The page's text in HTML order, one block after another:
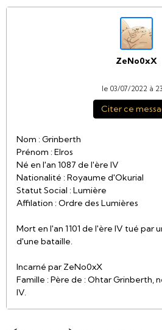
ZeNo0xX
le 03/07/2022 à
Citer ce
Nom : Grinberth
Prénom : Elros
Né en l'an 1087 de l'ère IV
Nationalité : Royaume d'Okurial
Statut Social : Lumière
Affilation : Ordre des Lumières
Mort en l'an 1101 de l'ère IV tué par
d'une bataille.
Incarné par ZeNo0xX
Famille : Père de : Ohtar Grinberth,
IV.